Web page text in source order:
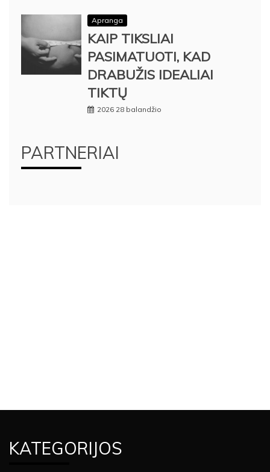
Apranga
KAIP TIKSLIAI
PASIMATUOTI, KAD
DRABUŽIS IDEALIAI
TIKTŲ
2026 28 balandžio
PARTNERIAI
KATEGORIJOS